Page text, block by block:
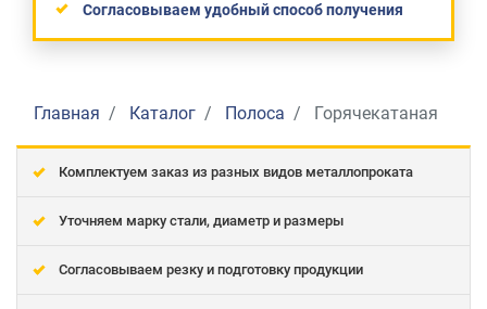
Согласовываем удобный способ получения
Главная Каталог Полоса Горячекатаная
Комплектуем заказ из разных видов металлопроката
Уточняем марку стали, диаметр и размеры
Согласовываем резку и подготовку продукции